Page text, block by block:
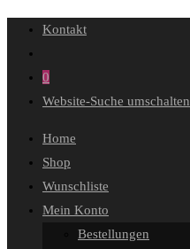
Kontakt
0
Website-Suche umschalten
Home
Shop
Wunschliste
Mein Konto
Bestellungen